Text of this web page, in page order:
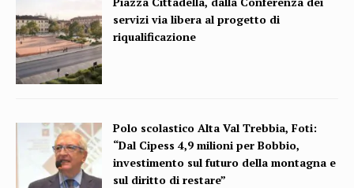
servizi via libera al progetto di
riqualificazione
Polo scolastico Alta Val Trebbia, Foti:
“Dal Cipess 4,9 milioni per Bobbio,
investimento sul futuro della montagna e
sul diritto di restare”